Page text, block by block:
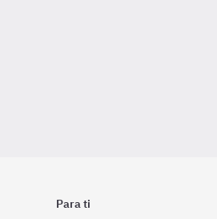
Para ti